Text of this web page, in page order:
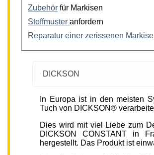
Zubehör für Markisen
Stoffmuster anfordern
Reparatur einer zerissenen Markise
DICKSON
In Europa ist in den meisten
Tuch von DICKSON®
Dies wird mit viel Liebe zum
DICKSON CONSTANT in
hergestellt. Das Produkt ist